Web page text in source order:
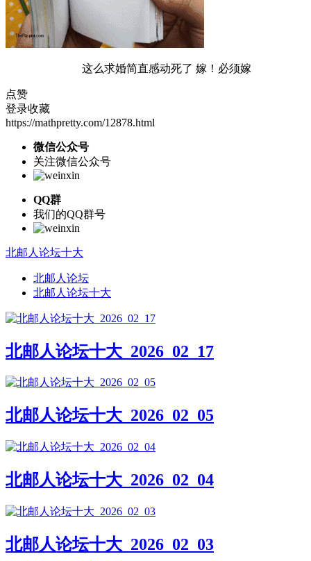
这么求婚简直感动死了 嫁！必须嫁
点赞
登录收藏
https://mathpretty.com/12878.html
微信公众号
关注微信公众号
QQ群
我们的QQ群号
北邮人论坛十大
北邮人论坛
北邮人论坛十大
北邮人论坛十大_2026_02_17
北邮人论坛十大_2026_02_05
北邮人论坛十大_2026_02_04
北邮人论坛十大_2026_02_03